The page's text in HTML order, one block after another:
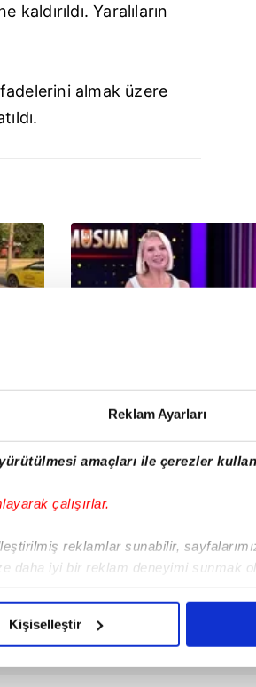
Reklam Ayarları
amaçları ile çerezler
çalışırlar.
reklamlar sunabilir,
daha iyi bir reklam deneyimi sunmak
ve bu noktada, reklamların
Kişiselleştir
kaldırıldı. Yaralıların
almak üzere
Fragman
05.08.2026 | 10:45